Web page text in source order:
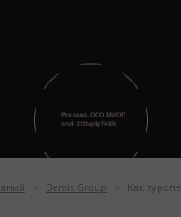
> Demis Group > Как